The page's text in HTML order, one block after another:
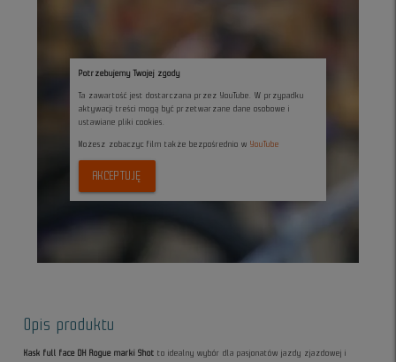
Potrzebujemy Twojej zgody
Ta zawartość jest dostarczana przez YouTube. W przypadku
aktywacji treści mogą być przetwarzane dane osobowe i
ustawiane pliki cookies.
Możesz zobaczyc film także bezpośrednio w YouTube
AKCEPTUJĘ
Opis produktu
Kask full face DH Rogue marki Shot to idealny wybór dla pasjonatów jazdy zjazdowej i